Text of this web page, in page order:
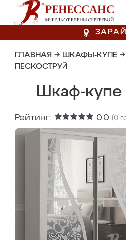
ГЛАВНАЯ → ШКАФЫ-КУПЕ →
ПЕСКОСТРУЙ
Шкаф-купе
Рейтинг: 0.0 (0